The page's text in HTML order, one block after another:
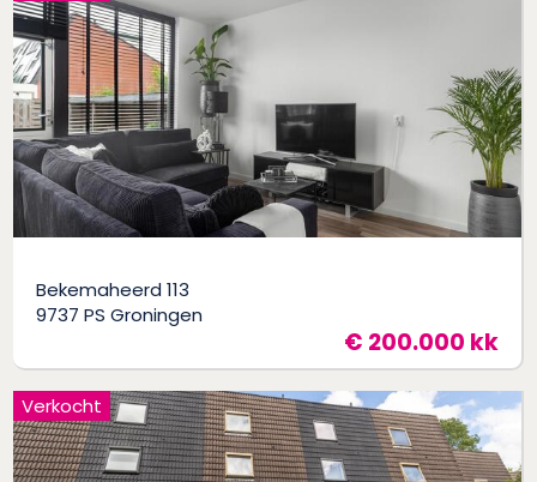
Bekemaheerd 113
9737 PS Groningen
€ 200.000 kk
Verkocht